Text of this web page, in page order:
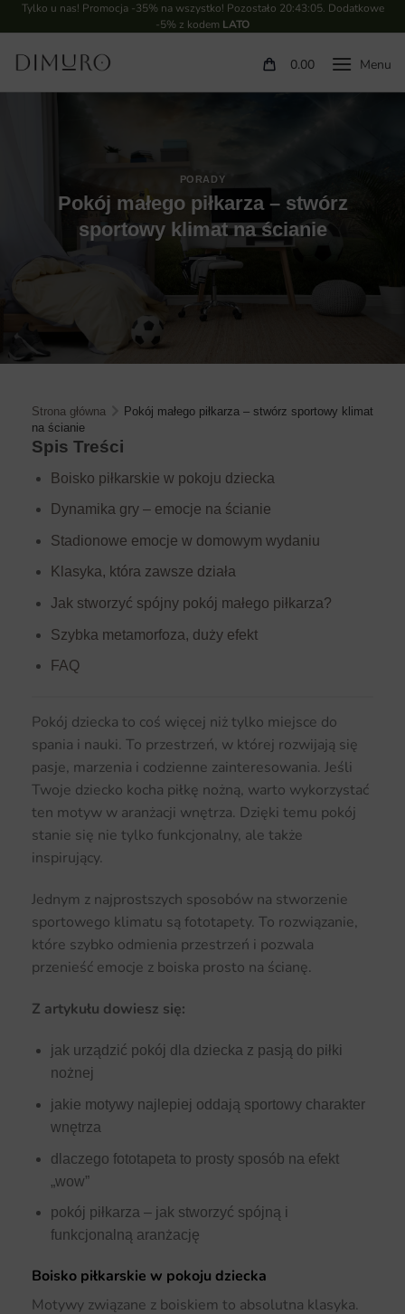
Tylko u nas! Promocja -35% na wszystko! Pozostało 20:43:04. Dodatkowe
-5% z kodem LATO
0.00
PORADY
Pokój małego piłkarza – stwórz
sportowy klimat na ścianie
Strona główna
Pokój małego piłkarza – stwórz sportowy klimat
na ścianie
Spis Treści
Boisko piłkarskie w pokoju dziecka
Dynamika gry – emocje na ścianie
Stadionowe emocje w domowym wydaniu
Klasyka, która zawsze działa
Jak stworzyć spójny pokój małego piłkarza?
Szybka metamorfoza, duży efekt
FAQ
Pokój dziecka to coś więcej niż tylko miejsce do
spania i nauki. To przestrzeń, w której rozwijają się
pasje, marzenia i codzienne zainteresowania. Jeśli
Twoje dziecko kocha piłkę nożną, warto wykorzystać
ten motyw w aranżacji wnętrza. Dzięki temu pokój
stanie się nie tylko funkcjonalny, ale także
inspirujący.
Jednym z najprostszych sposobów na stworzenie
sportowego klimatu są fototapety. To rozwiązanie,
które szybko odmienia przestrzeń i pozwala
przenieść emocje z boiska prosto na ścianę.
Z artykułu dowiesz się:
jak urządzić pokój dla dziecka z pasją do piłki
nożnej
jakie motywy najlepiej oddają sportowy charakter
wnętrza
dlaczego fototapeta to prosty sposób na efekt
„wow”
pokój piłkarza – jak stworzyć spójną i
funkcjonalną aranżację
Boisko piłkarskie w pokoju dziecka
Motywy związane z boiskiem to absolutna klasyka.